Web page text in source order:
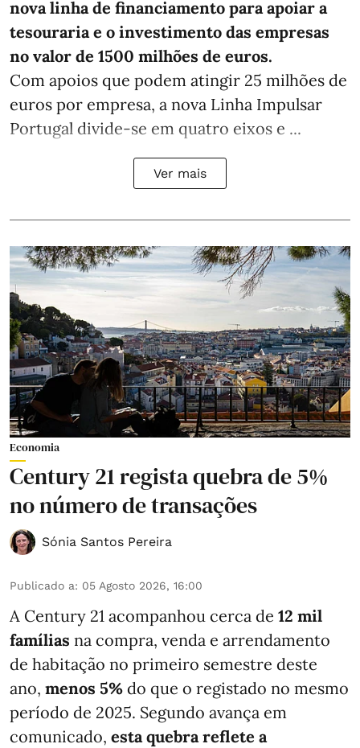
nova linha de financiamento para apoiar a
tesouraria e o investimento das empresas
no valor de 1500 milhões de euros.
Com apoios que podem atingir 25 milhões de
euros por empresa, a nova Linha Impulsar
Portugal divide-se em quatro eixos e ...
Ver mais
Economia
Century 21 regista quebra de 5%
no número de transações
Sónia Santos Pereira
Publicado a: 05 Agosto 2026, 16:00
A Century 21 acompanhou cerca de 12 mil
famílias na compra, venda e arrendamento
de habitação no primeiro semestre deste
ano, menos 5% do que o registado no mesmo
período de 2025. Segundo avança em
comunicado, esta quebra reflete a